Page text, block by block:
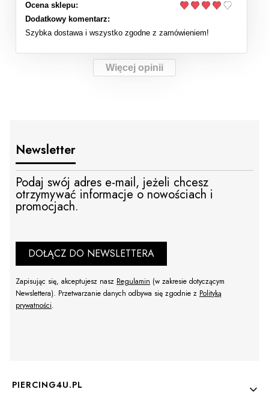
Ocena sklepu:
Dodatkowy komentarz:
Szybka dostawa i wszystko zgodne z zamówieniem!
Więcej opinii
Newsletter
Podaj swój adres e-mail, jeżeli chcesz
otrzymywać informacje o nowościach i
promocjach.
DOŁĄCZ DO NEWSLETTERA
Zapisując się, akceptujesz nasz Regulamin (w zakresie dotyczącym
Newslettera). Przetwarzanie danych odbywa się zgodnie z Polityką
prywatności.
Linki w stopce
PIERCING4U.PL